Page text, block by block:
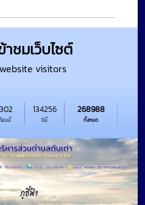
ชมเว็บไซต์
visitors
อนนี้ ปีนี้
134256
ทั้งหมด
268988